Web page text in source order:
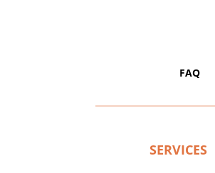
FAQ
SERVICES